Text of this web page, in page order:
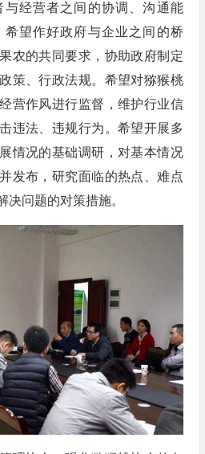
经营者之间的协调、沟通能
望作好政府与企业之间的桥
农的共同要求，协助政府制定
策、行政法规。希望对猕猴桃
营作风进行监督，维护行业信
违法、违规行为。希望开展多
情况的基础调研，对基本情况
发布，研究面临的热点、难点
决问题的对策措施。